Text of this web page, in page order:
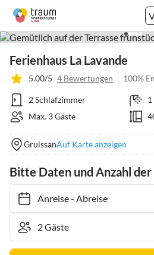
Ferienhaus La Lavande
5.00/5 4 Bewertungen 100%
2 Schlafzimmer
1
Max. 3 Gäste
GruissanAuf Karte anzeigen
Bitte Daten und Anzahl
Anreise- Abreise